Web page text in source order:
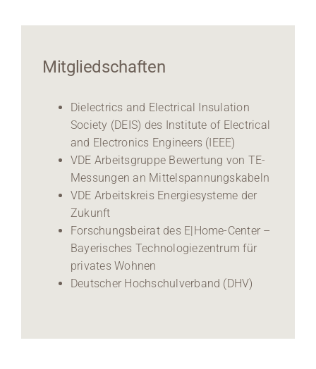
Mitgliedschaften
Dielectrics and Electrical Insulation
Society (DEIS) des Institute of Electrical
and Electronics Engineers (IEEE)
VDE Arbeitsgruppe Bewertung von TE-
Messungen an Mittelspannungskabeln
VDE Arbeitskreis Energiesysteme der
Zukunft
Forschungsbeirat des E|Home-Center –
Bayerisches Technologiezentrum für
privates Wohnen
Deutscher Hochschulverband (DHV)